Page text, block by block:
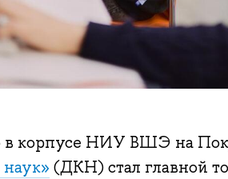
корпусе НИУ ВШЭ на
(ДКН) стал главной